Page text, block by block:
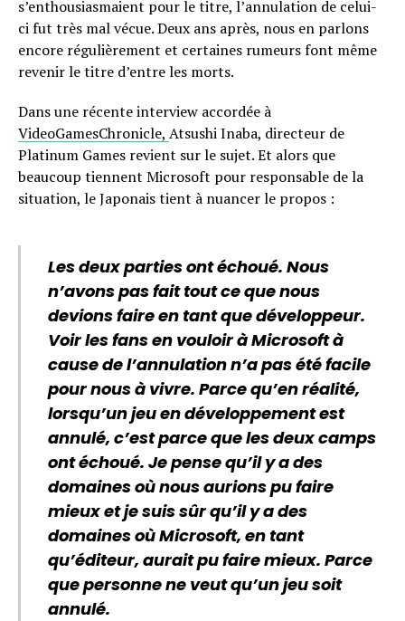
s’enthousiasmaient pour le titre, l’annulation de celui-
ci fut très mal vécue. Deux ans après, nous en parlons
encore régulièrement et certaines rumeurs font même
revenir le titre d’entre les morts.
Dans une récente interview accordée à
VideoGamesChronicle, Atsushi Inaba, directeur de
Platinum Games revient sur le sujet. Et alors que
beaucoup tiennent Microsoft pour responsable de la
situation, le Japonais tient à nuancer le propos :
Les deux parties ont échoué. Nous
n’avons pas fait tout ce que nous
devions faire en tant que développeur.
Voir les fans en vouloir à Microsoft à
cause de l’annulation n’a pas été facile
pour nous à vivre. Parce qu’en réalité,
lorsqu’un jeu en développement est
annulé, c’est parce que les deux camps
ont échoué. Je pense qu’il y a des
domaines où nous aurions pu faire
mieux et je suis sûr qu’il y a des
domaines où Microsoft, en tant
qu’éditeur, aurait pu faire mieux. Parce
que personne ne veut qu’un jeu soit
annulé.